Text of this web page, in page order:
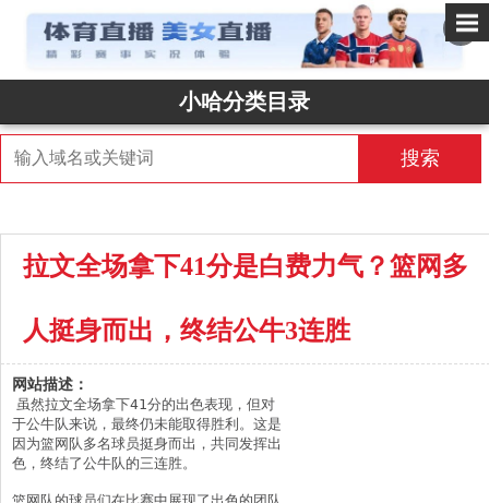
✕
小哈分类目录
搜索
拉文全场拿下41分是白费力气？篮网多
人挺身而出，终结公牛3连胜
网站描述：
虽然拉文全场拿下41分的出色表现，但对
于公牛队来说，最终仍未能取得胜利。这是
因为篮网队多名球员挺身而出，共同发挥出
色，终结了公牛队的三连胜。
篮网队的球员们在比赛中展现了出色的团队